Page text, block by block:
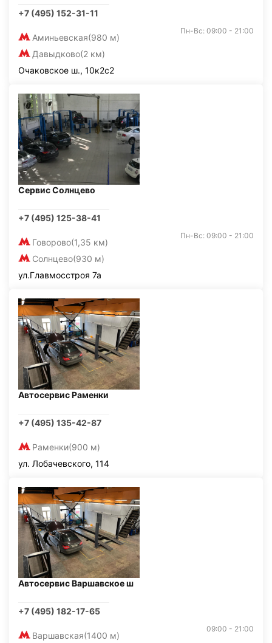
+7 (495) 152-31-11
Аминьевская(980 м)
Давыдково(2 км)
Пн-Вс: 09:00 - 21:00
Очаковское ш., 10к2с2
Сервис Солнцево
+7 (495) 125-38-41
Говорово(1,35 км)
Солнцево(930 м)
Пн-Вс: 09:00 - 21:00
ул.Главмосстроя 7а
Автосервис Раменки
+7 (495) 135-42-87
Раменки(900 м)
ул. Лобачевского, 114
Автосервис Варшавское ш
+7 (495) 182-17-65
Варшавская(1400 м)
09:00 - 21:00